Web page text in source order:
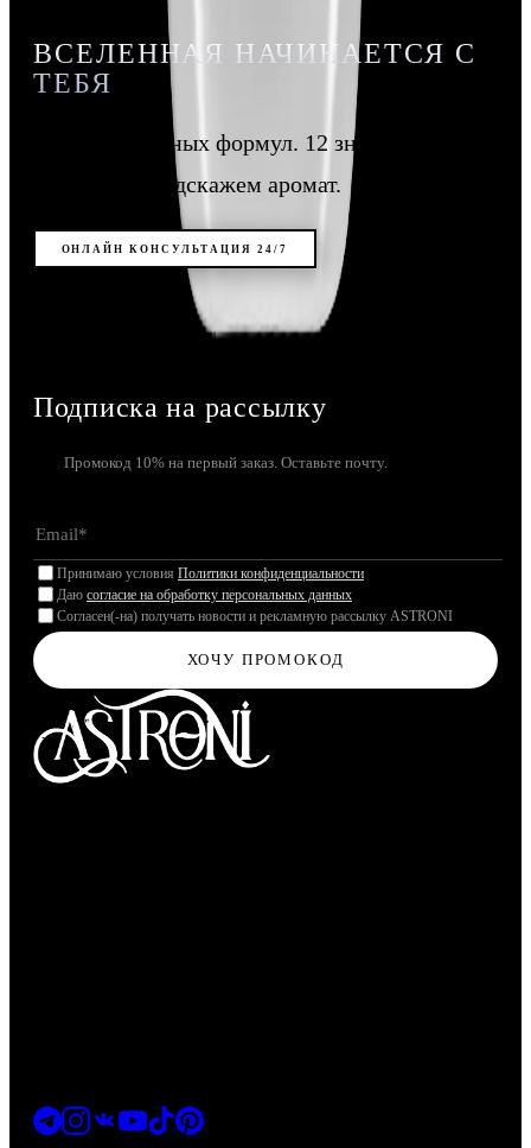
ВСЕЛЕННАЯ НАЧИНАЕТСЯ С
ТЕБЯ
12 молекулярных формул. 12 знаков зодиака.
Напишите, подскажем аромат.
ОНЛАЙН КОНСУЛЬТАЦИЯ 24/7
Подписка на рассылку
Промокод 10% на первый заказ. Оставьте почту.
Принимаю условия Политики конфиденциальности
Даю согласие на обработку персональных данных
Согласен(-на) получать новости и рекламную рассылку ASTRONI
ХОЧУ ПРОМОКОД